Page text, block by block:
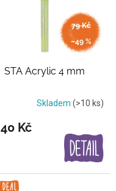
79 Kč
–49 %
STA Acrylic 4 mm
Skladem (>10 ks)
40 Kč